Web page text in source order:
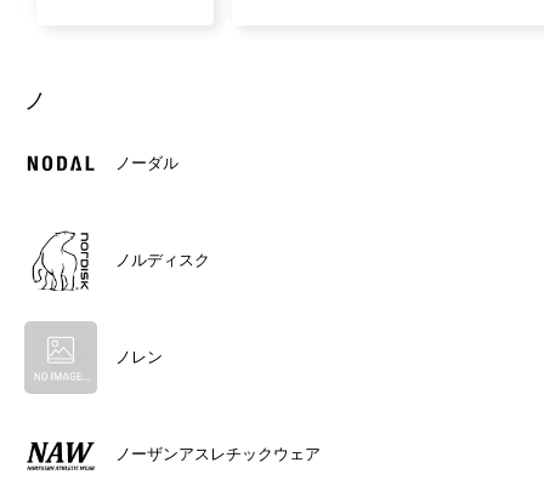
ノ
ノーダル
ノルディスク
ノレン
ノーザンアスレチックウェア